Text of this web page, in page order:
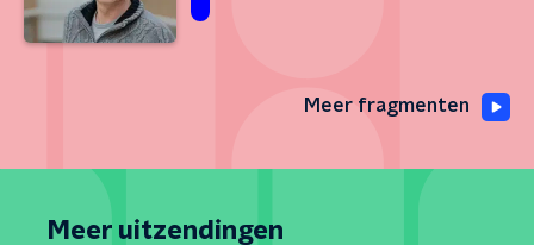
Meer fragmenten
Meer uitzendingen